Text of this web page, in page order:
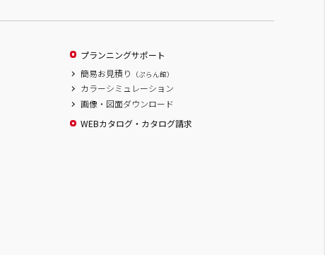
プランニングサポート
簡易お見積り
（ぷらん館）
カラーシミュレーション
画像・図面ダウンロード
WEBカタログ・カタログ請求